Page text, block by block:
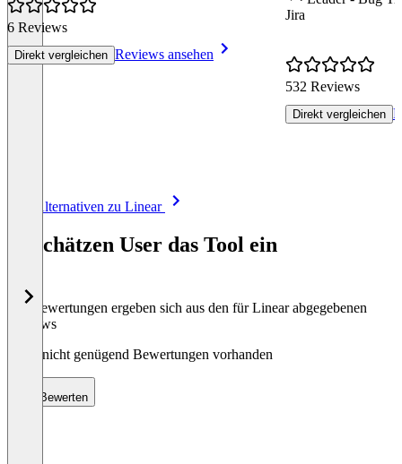
6 Reviews
Direkt vergleichen Reviews ansehen
Jira
532 Reviews
Direkt vergleichen
Alle Alternativen zu Linear
So schätzen User das Tool ein
Die Bewertungen ergeben sich aus den für Linear abgegebenen
Reviews
Noch nicht genügend Bewertungen vorhanden
Bewerten